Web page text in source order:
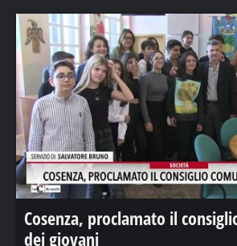
Cosenza, proclamato il
dei giovani